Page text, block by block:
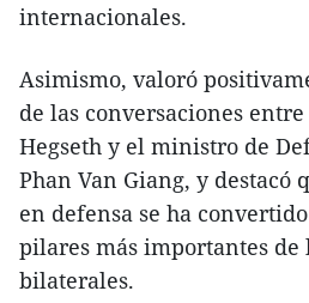
internacionales.
Asimismo, valoró
de las conversaciones
Hegseth y el ministro de
Phan Van Giang, y destacó
en defensa se ha
pilares más importantes de
bilaterales.